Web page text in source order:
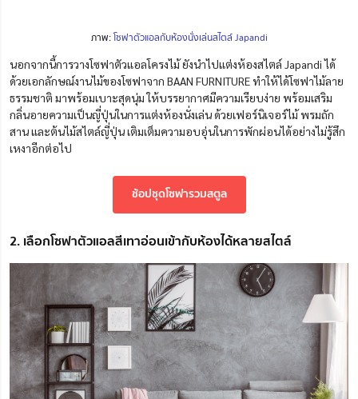
ภาพ:โซฟาตัวแอลกับห้องนั่งเล่นสไตล์ Japandi
นอกจากนี้การวางโซฟาตัวแอลโครงไม้ ยังนำไปแต่งห้องสไตล์ Japandi ได้
ด้วยเอกลักษณ์งานไม้ของโซฟาจาก BAAN FURNITURE ทำให้ได้โซฟาไม้ลาย
ธรรมชาติ มาพร้อมเบาะสุดนุ่มให้บรรยากาศมีความเรียบง่าย พร้อมเสริม
กลิ่นอายความเป็นญี่ปุ่นในการแต่งห้องนั่งเล่น ด้วยเฟอร์นิเจอร์ไม้ พรมถัก
สาน และต้นไม้สไตล์ญี่ปุ่น เติมเต็มความอบอุ่นในการพักผ่อนได้อย่างไม่รู้สึก
เหงาอีกต่อไป
ช้อปชุดโซฟารวมสตูล
2. เลือกโซฟาตัวแอลสีเทาอ่อนเข้ากับห้องได้หลายสไตล์